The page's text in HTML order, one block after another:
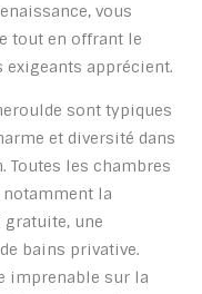
vous
tout en offrant le
exigeants apprécient.
sont typiques
et diversité dans
Toutes les chambres
la
une
bains privative.
imprenable sur la